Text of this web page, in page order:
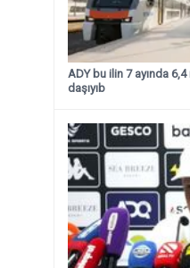
ADY bu ilin 7 ayında
daşıyıb